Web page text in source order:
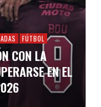
FÚTBOL
CON LA
EN EL